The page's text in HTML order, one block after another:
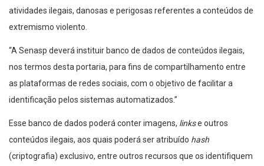
atividades ilegais, danosas e perigosas referentes a conteúdos de
extremismo violento.
“A Senasp deverá instituir banco de dados de conteúdos ilegais,
nos termos desta portaria, para fins de compartilhamento entre
as plataformas de redes sociais, com o objetivo de facilitar a
identificação pelos sistemas automatizados.”
Esse banco de dados poderá conter imagens, linkse outros
conteúdos ilegais, aos quais poderá ser atribuído hash
(criptografia) exclusivo, entre outros recursos que os identifiquem